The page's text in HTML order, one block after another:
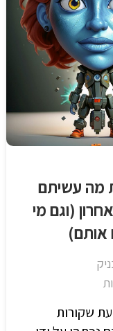
מה עשיתם
(וגם מי
אותם)
שקורות